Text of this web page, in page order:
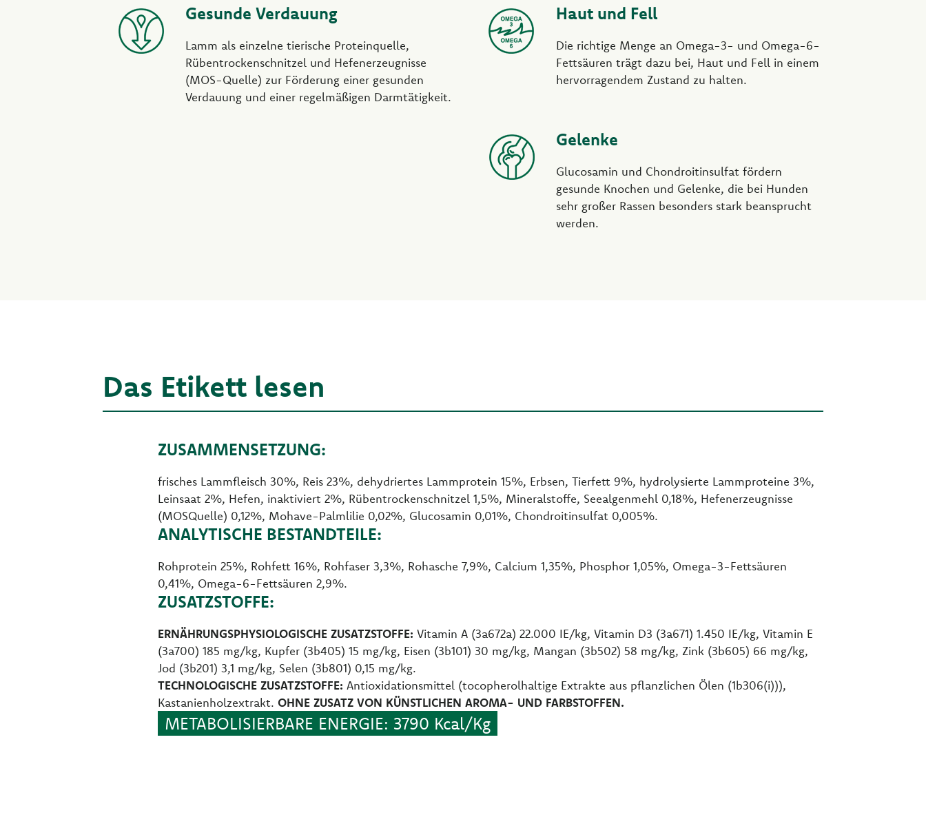
Gesunde Verdauung
Lamm als einzelne tierische Proteinquelle,
Rübentrockenschnitzel und Hefenerzeugnisse
(MOS-Quelle) zur Förderung einer gesunden
Verdauung und einer regelmäßigen Darmtätigkeit.
Haut und Fell
Die richtige Menge an Omega-3- und Omega-6-
Fettsäuren trägt dazu bei, Haut und Fell in einem
hervorragendem Zustand zu halten.
Gelenke
Glucosamin und Chondroitinsulfat fördern
gesunde Knochen und Gelenke, die bei Hunden
sehr großer Rassen besonders stark beansprucht
werden.
Das Etikett lesen
ZUSAMMENSETZUNG:
frisches Lammfleisch 30%, Reis 23%, dehydriertes Lammprotein 15%, Erbsen, Tierfett 9%, hydrolysierte Lammproteine 3%,
Leinsaat 2%, Hefen, inaktiviert 2%, Rübentrockenschnitzel 1,5%, Mineralstoffe, Seealgenmehl 0,18%, Hefenerzeugnisse
(MOSQuelle) 0,12%, Mohave-Palmlilie 0,02%, Glucosamin 0,01%, Chondroitinsulfat 0,005%.
ANALYTISCHE BESTANDTEILE:
Rohprotein 25%, Rohfett 16%, Rohfaser 3,3%, Rohasche 7,9%, Calcium 1,35%, Phosphor 1,05%, Omega-3-Fettsäuren
0,41%, Omega-6-Fettsäuren 2,9%.
ZUSATZSTOFFE:
ERNÄHRUNGSPHYSIOLOGISCHE ZUSATZSTOFFE: Vitamin A (3a672a) 22.000 IE/kg, Vitamin D3 (3a671) 1.450 IE/kg, Vitamin E
(3a700) 185 mg/kg, Kupfer (3b405) 15 mg/kg, Eisen (3b101) 30 mg/kg, Mangan (3b502) 58 mg/kg, Zink (3b605) 66 mg/kg,
Jod (3b201) 3,1 mg/kg, Selen (3b801) 0,15 mg/kg.
TECHNOLOGISCHE ZUSATZSTOFFE: Antioxidationsmittel (tocopherolhaltige Extrakte aus pflanzlichen Ölen (1b306(i))),
Kastanienholzextrakt. OHNE ZUSATZ VON KÜNSTLICHEN AROMA- UND FARBSTOFFEN.
METABOLISIERBARE ENERGIE: 3790 Kcal/Kg